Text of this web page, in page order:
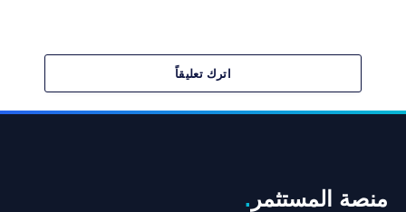
اترك تعليقاً
منصة المستثمر .